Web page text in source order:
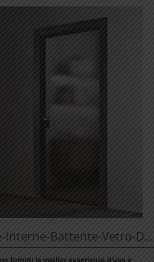
Porte-Interne-Battente-Vetro-Door-Glass-Grafite-Bertolotto-Effetto-Legno
fornirti la miglior esperienza d'uso e